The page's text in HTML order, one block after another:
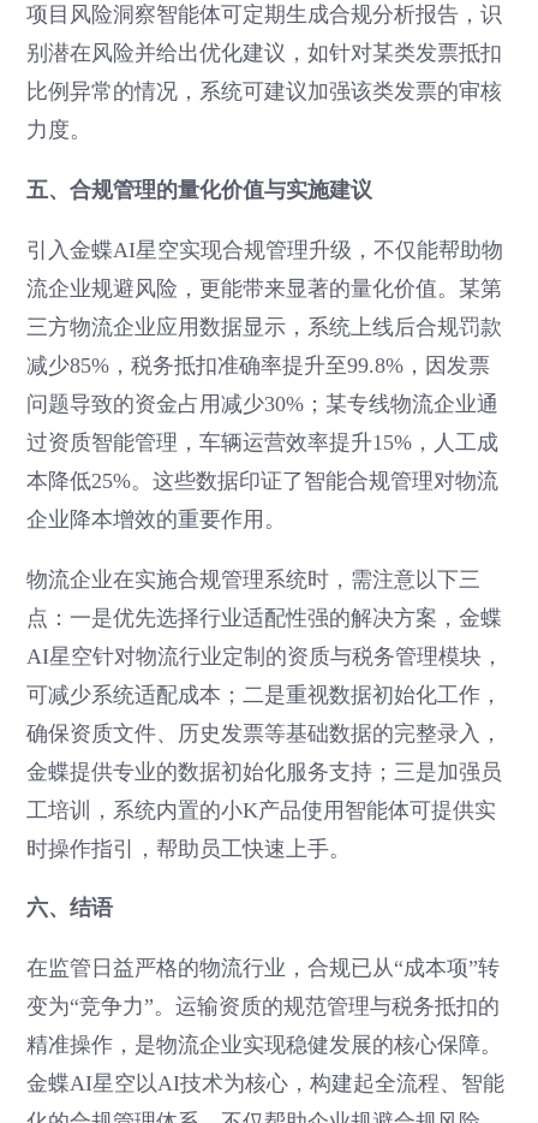
项目风险洞察智能体可定期生成合规分析报告，识
别潜在风险并给出优化建议，如针对某类发票抵扣
比例异常的情况，系统可建议加强该类发票的审核
力度。
五、合规管理的量化价值与实施建议
引入金蝶AI星空实现合规管理升级，不仅能帮助物
流企业规避风险，更能带来显著的量化价值。某第
三方物流企业应用数据显示，系统上线后合规罚款
减少85%，税务抵扣准确率提升至99.8%，因发票
问题导致的资金占用减少30%；某专线物流企业通
过资质智能管理，车辆运营效率提升15%，人工成
本降低25%。这些数据印证了智能合规管理对物流
企业降本增效的重要作用。
物流企业在实施合规管理系统时，需注意以下三
点：一是优先选择行业适配性强的解决方案，金蝶
AI星空针对物流行业定制的资质与税务管理模块，
可减少系统适配成本；二是重视数据初始化工作，
确保资质文件、历史发票等基础数据的完整录入，
金蝶提供专业的数据初始化服务支持；三是加强员
工培训，系统内置的小K产品使用智能体可提供实
时操作指引，帮助员工快速上手。
六、结语
在监管日益严格的物流行业，合规已从“成本项”转
变为“竞争力”。运输资质的规范管理与税务抵扣的
精准操作，是物流企业实现稳健发展的核心保障。
金蝶AI星空以AI技术为核心，构建起全流程、智能